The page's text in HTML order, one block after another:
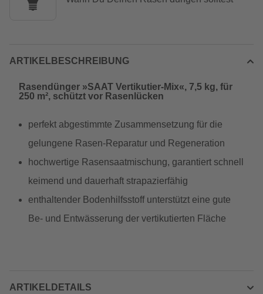
ARTIKELBESCHREIBUNG
Rasendünger »SAAT Vertikutier-Mix«, 7,5 kg, für
250 m², schützt vor Rasenlücken
perfekt abgestimmte Zusammensetzung für die
gelungene Rasen-Reparatur und Regeneration
hochwertige Rasensaatmischung, garantiert schnell
keimend und dauerhaft strapazierfähig
enthaltender Bodenhilfsstoff unterstützt eine gute
Be- und Entwässerung der vertikutierten Fläche
ARTIKELDETAILS